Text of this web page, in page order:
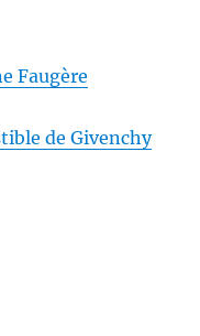
Faugère
de Givenchy